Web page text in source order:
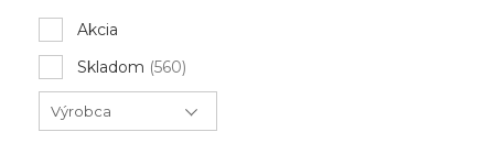
Akcia
Skladom (560)